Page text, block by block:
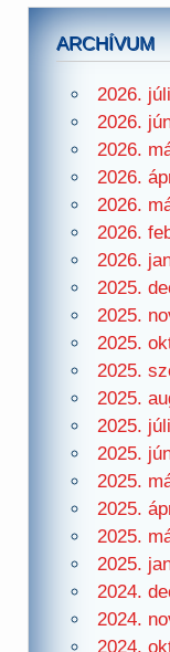
ARCHÍVUM
2026.
2026.
2026.
2026.
2026.
2026.
2026.
2025.
2025.
2025.
2025.
2025.
2025.
2025.
2025.
2025.
2025.
2025.
2024.
2024.
2024.